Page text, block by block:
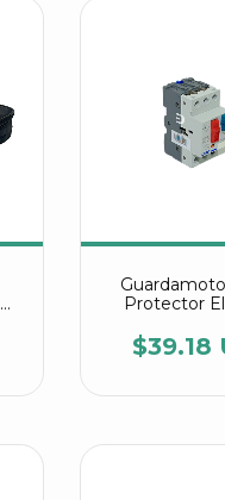
Protector
$39.18